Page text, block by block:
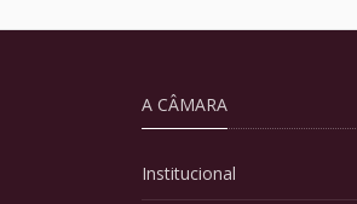
A CÂMARA
Institucional